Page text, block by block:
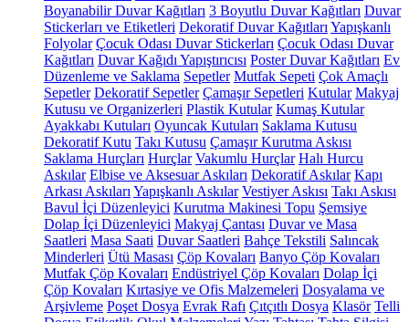
Boyanabilir Duvar Kağıtları 3 Boyutlu Duvar Kağıtları Duvar
Stickerları ve Etiketleri Dekoratif Duvar Kağıtları Yapışkanlı
Folyolar Çocuk Odası Duvar Stickerları Çocuk Odası Duvar
Kağıtları Duvar Kağıdı Yapıştırıcısı Poster Duvar Kağıtları Ev
Düzenleme ve Saklama Sepetler Mutfak Sepeti Çok Amaçlı
Sepetler Dekoratif Sepetler Çamaşır Sepetleri Kutular Makyaj
Kutusu ve Organizerleri Plastik Kutular Kumaş Kutular
Ayakkabı Kutuları Oyuncak Kutuları Saklama Kutusu
Dekoratif Kutu Takı Kutusu Çamaşır Kurutma Askısı
Saklama Hurçları Hurçlar Vakumlu Hurçlar Halı Hurcu
Askılar Elbise ve Aksesuar Askıları Dekoratif Askılar Kapı
Arkası Askıları Yapışkanlı Askılar Vestiyer Askısı Takı Askısı
Bavul İçi Düzenleyici Kurutma Makinesi Topu Şemsiye
Dolap İçi Düzenleyici Makyaj Çantası Duvar ve Masa
Saatleri Masa Saati Duvar Saatleri Bahçe Tekstili Salıncak
Minderleri Ütü Masası Çöp Kovaları Banyo Çöp Kovaları
Mutfak Çöp Kovaları Endüstriyel Çöp Kovaları Dolap İçi
Çöp Kovaları Kırtasiye ve Ofis Malzemeleri Dosyalama ve
Arşivleme Poşet Dosya Evrak Rafı Çıtçıtlı Dosya Klasör Telli